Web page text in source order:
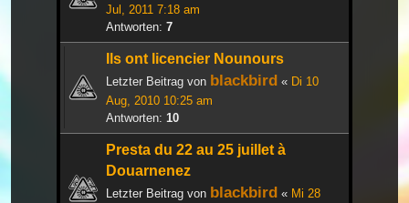
Jul, 2011 7:18 am
Antworten: 7
Ils ont licencier Nounours
Letzter Beitrag von blackbird « Di 10
Aug, 2010 10:25 am
Antworten: 10
Presta du 22 au 25 juillet à
Douarnenez
Letzter Beitrag von blackbird « Mi 28